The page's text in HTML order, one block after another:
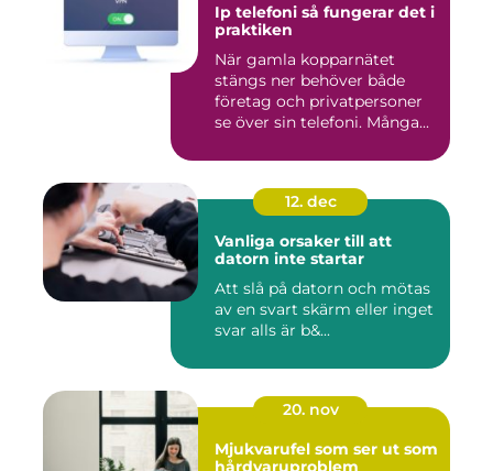
Ip telefoni så fungerar det i
praktiken
När gamla kopparnätet
stängs ner behöver både
företag och privatpersoner
se över sin telefoni. Många...
12. dec
Vanliga orsaker till att
datorn inte startar
Att slå på datorn och mötas
av en svart skärm eller inget
svar alls är b&...
20. nov
Mjukvarufel som ser ut som
hårdvaruproblem